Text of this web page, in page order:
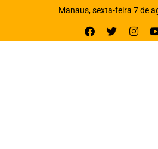
Manaus, sexta-feira 7 de